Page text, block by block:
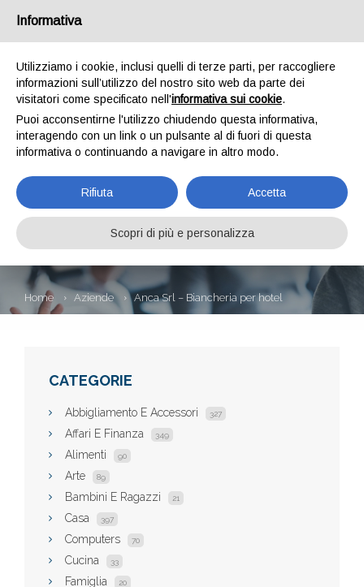
ANCA SRL –
BIANCHERIA PER
HOTEL
Home Aziende Anca Srl – Biancheria per hotel
CATEGORIE
Abbigliamento E Accessori 327
Affari E Finanza 349
Alimenti 90
Arte 89
Bambini E Ragazzi 21
Casa 397
Computers 70
Cucina 33
Famiglia 20
Informativa
Utilizziamo i cookie, inclusi quelli di terze parti, per raccogliere
informazioni sull’utilizzo del nostro sito web da parte dei
visitatori come specificato nell'informativa sui cookie.
Puoi acconsentirne l'utilizzo chiudendo questa informativa,
interagendo con un link o un pulsante al di fuori di questa
informativa o continuando a navigare in altro modo.
Rifiuta Accetta
Scopri di più e personalizza